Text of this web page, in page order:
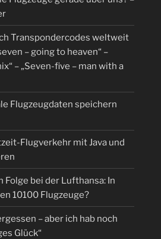
Transpondercodes weltweit
– going to heaven“ –
– „Seven-five – man with a
Flugzeugdaten speichern
Flugverkehr mit Java und
Folge bei der Lufthansa: In
10100 Flugzeuge?
– aber ich hab noch
Glück“